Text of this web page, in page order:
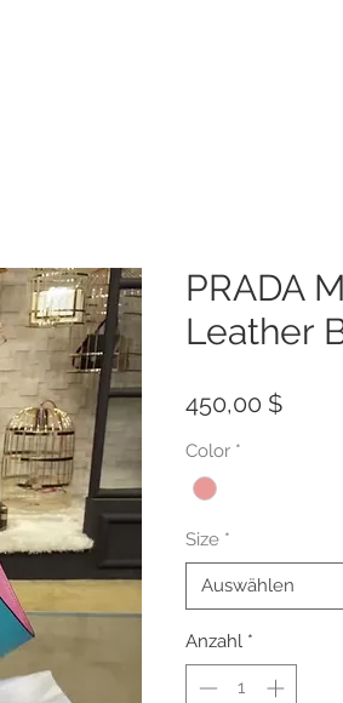
PRADA
Leather
450,00 $Preis
Color *
Size *
Auswählen
Anzahl *